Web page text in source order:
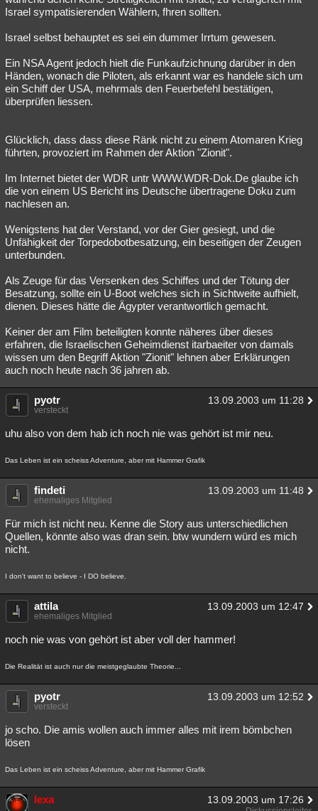
Israel sympatisierenden Wählern, fhren sollten.
Israel selbst behauptet es sei ein dummer Irrtum gewesen.
Ein NSA Agent jedoch hielt die Funkaufzichnung darüber in den
Händen, wonach die Piloten, als erkannt war es handele sich um
ein Schiff der USA, mehrmals den Feuerbefehl bestätigen,
überprüfen liessen.
Glücklich, dass dass diese Ränk nicht zu einem Atomaren Krieg
führten, provoziert im Rahmen der Aktion "Zionit".
Im Internet bietet der WDR untr WWW.WDR-Dok.De glaube ich
die von einem US Bericht ins Deutsche übertragene Doku zum
nachlesen an.
Wenigstens hat der Verstand, vor der Gier gesiegt, und die
Unfähigkeit der Torpedobotbesatzung, ein beseitigen der Zeugen
unterbunden.
Als Zeuge für das Versenken des Schiffes und der Tötung der
Besatzung, sollte ein U-Boot welches sich in Sichtweite aufhielt,
dienen. Dieses hätte die Ägypter verantwortlich gemacht.
Keiner der am Film beteiligten konnte näheres über dieses
erfahren, die Israelischen Geheimdienst itarbaeiter von damals
wissen um den Begriff Aktion "Zionit" lehnen aber Erklärungen
auch noch heute nach 36 jahren ab.
pyotr 13.09.2003 um 11:28
versteckt
uhu also von dem hab ich noch nie was gehört ist mir neu.
Das Leben ist ein scheiss Adventure, aber mit Hammer Grafik
findeti 13.09.2003 um 11:48
ehemaliges Mitglied
Für mich ist nicht neu. Kenne die Story aus unterschiedlichen
Quellen, könnte also was dran sein. btw wundern würd es mich
nicht.
I don't want to believe - I DO believe.
attila 13.09.2003 um 12:47
ehemaliges Mitglied
noch nie was von gehört ist aber voll der hammer!
Die Realität ist auch nur die meistgeglaubte Theorie...
pyotr 13.09.2003 um 12:52
versteckt
jo scho. Die amis wollen auch immer alles mit irem bömbchen
lösen
Das Leben ist ein scheiss Adventure, aber mit Hammer Grafik
lexa 13.09.2003 um 17:26